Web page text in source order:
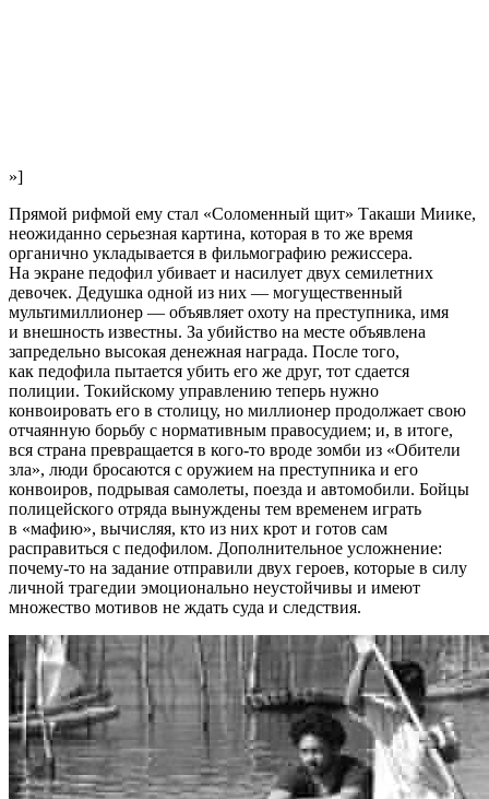
»]
Прямой рифмой ему стал «Соломенный щит» Такаши Миике,
неожиданно серьезная картина, которая в то же время
органично укладывается в фильмографию режиссера.
На экране педофил убивает и насилует двух семилетних
девочек. Дедушка одной из них — могущественный
мультимиллионер — объявляет охоту на преступника, имя
и внешность известны. За убийство на месте объявлена
запредельно высокая денежная награда. После того,
как педофила пытается убить его же друг, тот сдается
полиции. Токийскому управлению теперь нужно
конвоировать его в столицу, но миллионер продолжает свою
отчаянную борьбу с нормативным правосудием; и, в итоге,
вся страна превращается в кого-то вроде зомби из «Обители
зла», люди бросаются с оружием на преступника и его
конвоиров, подрывая самолеты, поезда и автомобили. Бойцы
полицейского отряда вынуждены тем временем играть
в «мафию», вычисляя, кто из них крот и готов сам
расправиться с педофилом. Дополнительное усложнение:
почему-то на задание отправили двух героев, которые в силу
личной трагедии эмоционально неустойчивы и имеют
множество мотивов не ждать суда и следствия.